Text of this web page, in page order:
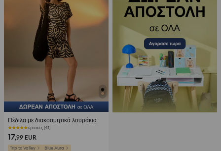
Πέδιλα με διακοσμητικά λουράκια
κριτικές (41)
17,99 EUR
Trip to Valley Blue Aura